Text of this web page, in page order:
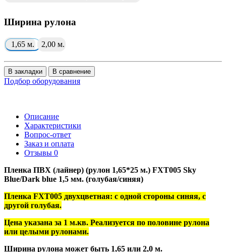
Ширина рулона
1,65 м. 2,00 м.
В закладки В сравнение
Подбор оборудования
Описание
Характеристики
Вопрос-ответ
Заказ и оплата
Отзывы 0
Пленка ПВХ (лайнер) (рулон 1,65*25 м.) FXT005 Sky
Blue/Dark blue 1,5 мм. (голубая/синяя)
Пленка FXT005 двухцветная: с одной стороны синяя, с
другой голубая.
Цена указана за 1 м.кв. Реализуется по половине рулона
или целыми рулонами.
Ширина рулона может быть 1,65 или 2,0 м.